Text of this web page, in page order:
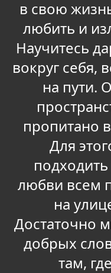
в свою
любить и
Научитесь
вокруг себя,
на пути.
пропитано
Для
любви всем
на
Достаточно
добрых
там,